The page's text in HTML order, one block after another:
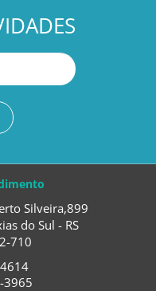
Silveira,899
do Sul - RS
710
3965